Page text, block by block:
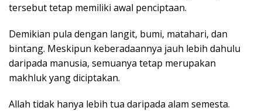
tersebut tetap memiliki awal penciptaan.
Demikian pula dengan langit, bumi, matahari, dan
bintang. Meskipun keberadaannya jauh lebih dahulu
daripada manusia, semuanya tetap merupakan
makhluk yang diciptakan.
Allah tidak hanya lebih tua daripada alam semesta.